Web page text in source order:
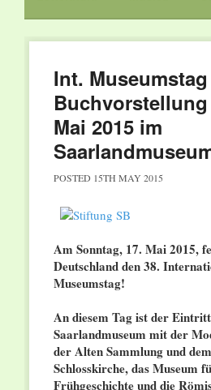
Int.
Buchvorstellung
Mai 2015 im
POSTED 15TH MAY 2015
Am Sonntag, 17. Mai 2015,
Deutschland den 38.
Museumstag!
An diesem Tag ist der
Saarlandmuseum mit der
der Alten Sammlung und
Schlosskirche, das Museum
Frühgeschichte und die